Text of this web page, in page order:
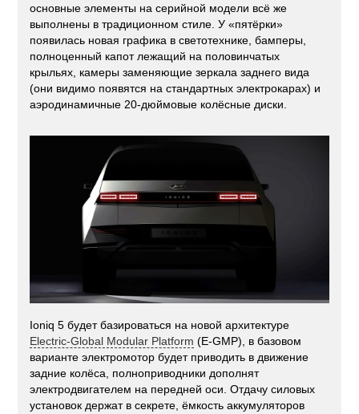
основные элементы на серийной модели всё же
выполнены в традиционном стиле. У «пятёрки»
появилась новая графика в светотехнике, бамперы,
полноценный капот лежащий на половинчатых
крыльях, камеры заменяющие зеркала заднего вида
(они видимо появятся на стандартных электрокарах) и
аэродинамичные 20-дюймовые колёсные диски.
Ioniq 5 будет базироваться на новой архитектуре
Electric-Global Modular Platform (E-GMP), в базовом
варианте электромотор будет приводить в движение
задние колёса, полноприводники дополнят
электродвигателем на передней оси. Отдачу силовых
установок держат в секрете, ёмкость аккумуляторов